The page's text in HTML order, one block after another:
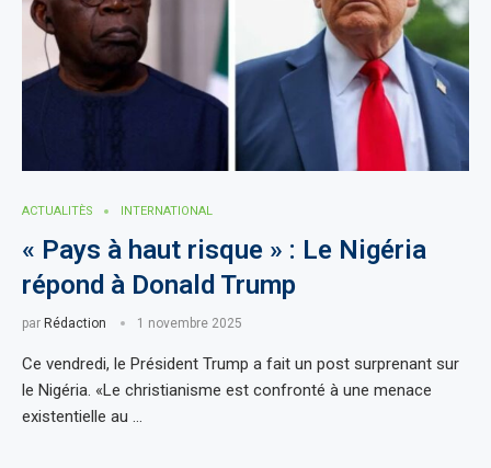
ACTUALITÈS INTERNATIONAL
« Pays à haut risque » : Le Nigéria
répond à Donald Trump
par Rédaction 1 novembre 2025
Ce vendredi, le Président Trump a fait un post surprenant sur
le Nigéria. «Le christianisme est confronté à une menace
existentielle au …